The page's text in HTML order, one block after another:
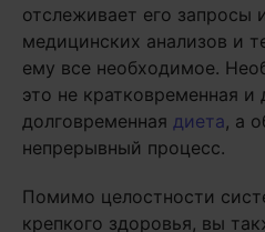
отслеживает его
медицинских анализов и
ему все необходимое.
это не кратковременная и
долговременная диета, а
непрерывный процесс.
Помимо целостности
крепкого здоровья, вы